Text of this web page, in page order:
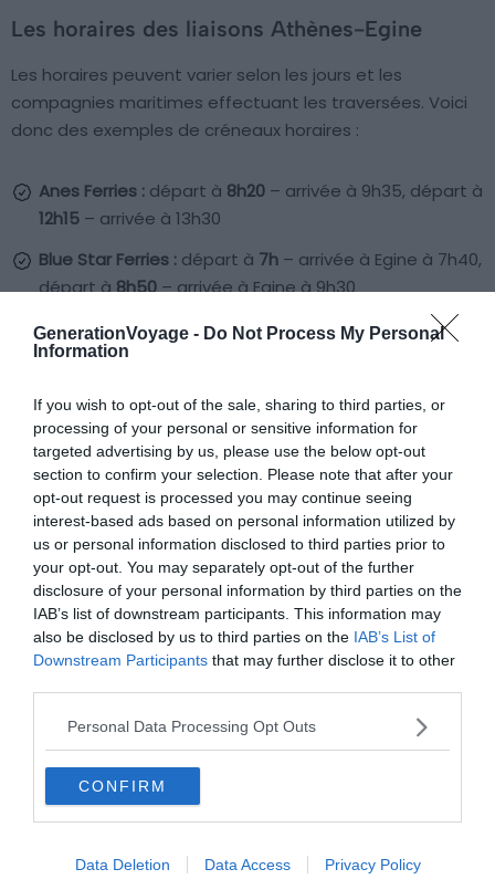
GenerationVoyage - Do Not Process My Personal
Information
If you wish to opt-out of the sale, sharing to third parties, or
processing of your personal or sensitive information for
targeted advertising by us, please use the below opt-out
section to confirm your selection. Please note that after your
opt-out request is processed you may continue seeing
interest-based ads based on personal information utilized by
us or personal information disclosed to third parties prior to
your opt-out. You may separately opt-out of the further
disclosure of your personal information by third parties on the
IAB’s list of downstream participants. This information may
also be disclosed by us to third parties on the IAB’s List of
Downstream Participants that may further disclose it to other
Personal Data Processing Opt Outs
CONFIRM
Data Deletion Data Access Privacy Policy
Les horaires des liaisons Athènes-Egine
Les horaires peuvent varier selon les jours et les
compagnies maritimes effectuant les traversées. Voici
donc des exemples de créneaux horaires :
Anes Ferries : départ à 8h20 – arrivée à 9h35, départ à
12h15 – arrivée à 13h30
Blue Star Ferries : départ à 7h – arrivée à Egine à 7h40,
départ à8h50– arrivée à Egine à 9h30
Les durées de trajets
Blue Star Ferries :le voyage ne dure que40min
Tarifs pour se déplacer d’Athènes à l’île
d’Egine
Les tarifs varient logiquement selon le type
d’embarcation choisie (ferry ou hydroglisseur), le nombre
de passagers et le nombre d’animaux. L’embarquement
avec ou sans véhicule a aussi une incidence sur le prix.
Voici les tarifs pour aller à l’île d’Egine depuis Athènes en
Anes Ferries :nous trouvons des départs à partir de
28€ pour deux personnes.
Blue Star Ferries :
les ferries de la Blue Star offrent des